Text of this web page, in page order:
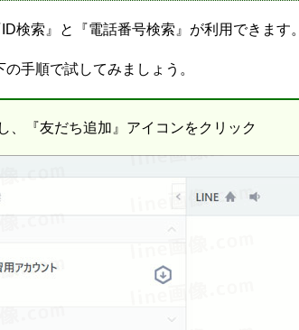
検索』と『電話番号検索』が利用できます。
手順で試してみましょう。
、『友だち追加』アイコンをクリック